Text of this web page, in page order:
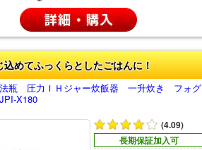
込めてふっくらとしたごはんに！
法瓶 圧力ＩＨジャー炊飯器 一升炊き フォグ
X180
(4.09)
長期保証加入可